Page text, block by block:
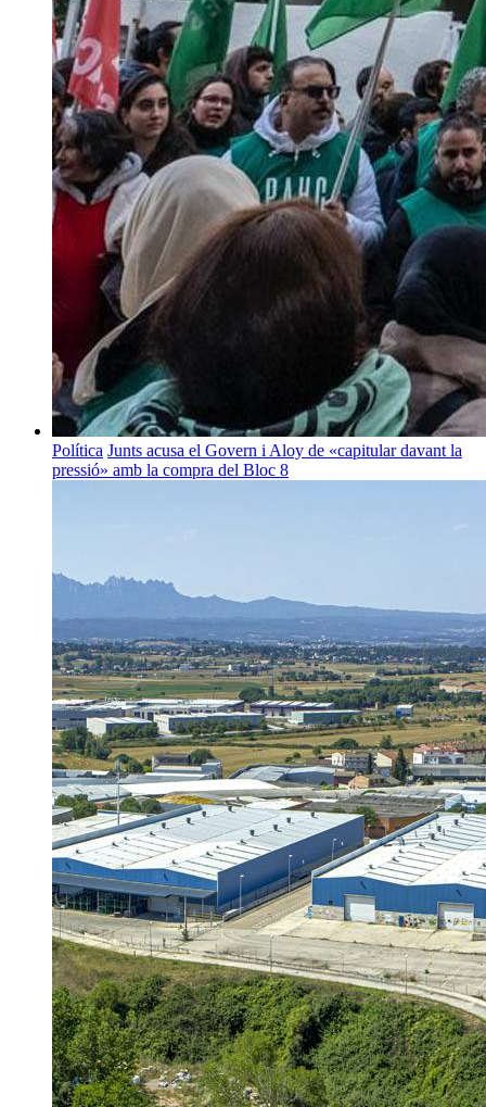
Política Junts acusa el Govern i Aloy de «capitular davant la
pressió» amb la compra del Bloc 8